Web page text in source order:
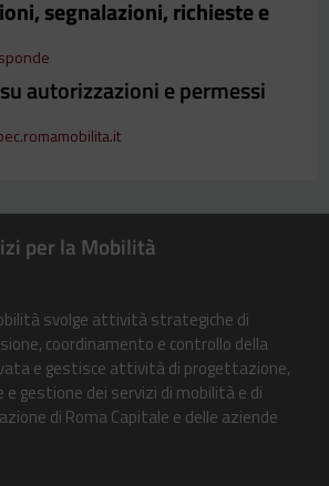
segnalazioni, richieste e
autorizzazioni e permessi
per la Mobilità
svolge attività strategiche di
coordinamento e controllo della
e gestisce attività di progettazione,
e gestione dei servizi di mobilità e di
di Roma Capitale e delle aziende